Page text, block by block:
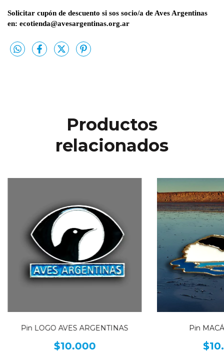
Solicitar cupón de descuento si sos socio/a de Aves Argentinas
en: ecotienda@avesargentinas.org.ar
Productos
relacionados
Pin LOGO AVES ARGENTINAS
$10.000
Pin